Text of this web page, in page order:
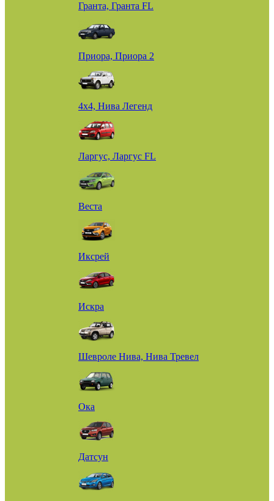
Гранта, Гранта FL
Приора, Приора 2
4х4, Нива Легенд
Ларгус, Ларгус FL
Веста
Иксрей
Искра
Шевроле Нива, Нива Тревел
Ока
Датсун